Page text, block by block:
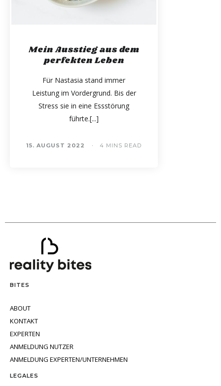
Mein Ausstieg aus dem
perfekten Leben
Für Nastasia stand immer
Leistung im Vordergrund. Bis der
Stress sie in eine Essstörung
führte.
15. AUGUST 2022 4 MINS READ
BITES
ABOUT
KONTAKT
EXPERTEN
ANMELDUNG NUTZER
ANMELDUNG EXPERTEN/UNTERNEHMEN
LEGALES